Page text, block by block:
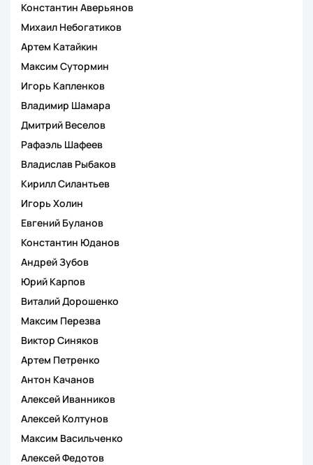
Константин Аверьянов
Михаил Небогатиков
Артем Катайкин
Максим Сутормин
Игорь Капленков
Владимир Шамара
Дмитрий Веселов
Рафаэль Шафеев
Владислав Рыбаков
Кирилл Силантьев
Игорь Холин
Евгений Буланов
Константин Юданов
Андрей Зубов
Юрий Карпов
Виталий Дорошенко
Максим Перезва
Виктор Синяков
Артем Петренко
Антон Качанов
Алексей Иванников
Алексей Колтунов
Максим Васильченко
Алексей Федотов